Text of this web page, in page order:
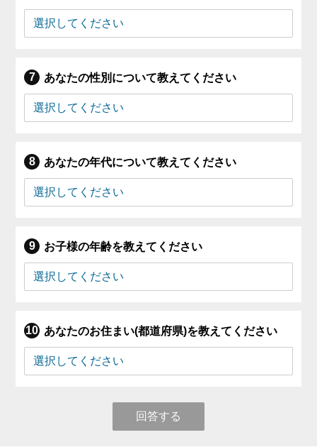
あなたの性別について教えてください
あなたの年代について教えてください
お子様の年齢を教えてください
あなたのお住まい(都道府県)を教えてください
回答する